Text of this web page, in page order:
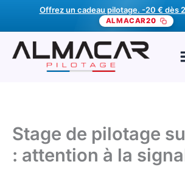
Offrez un cadeau pilotage. -20 € dès
ALMACAR20
contenu
Stage de pilotage
: attention à la